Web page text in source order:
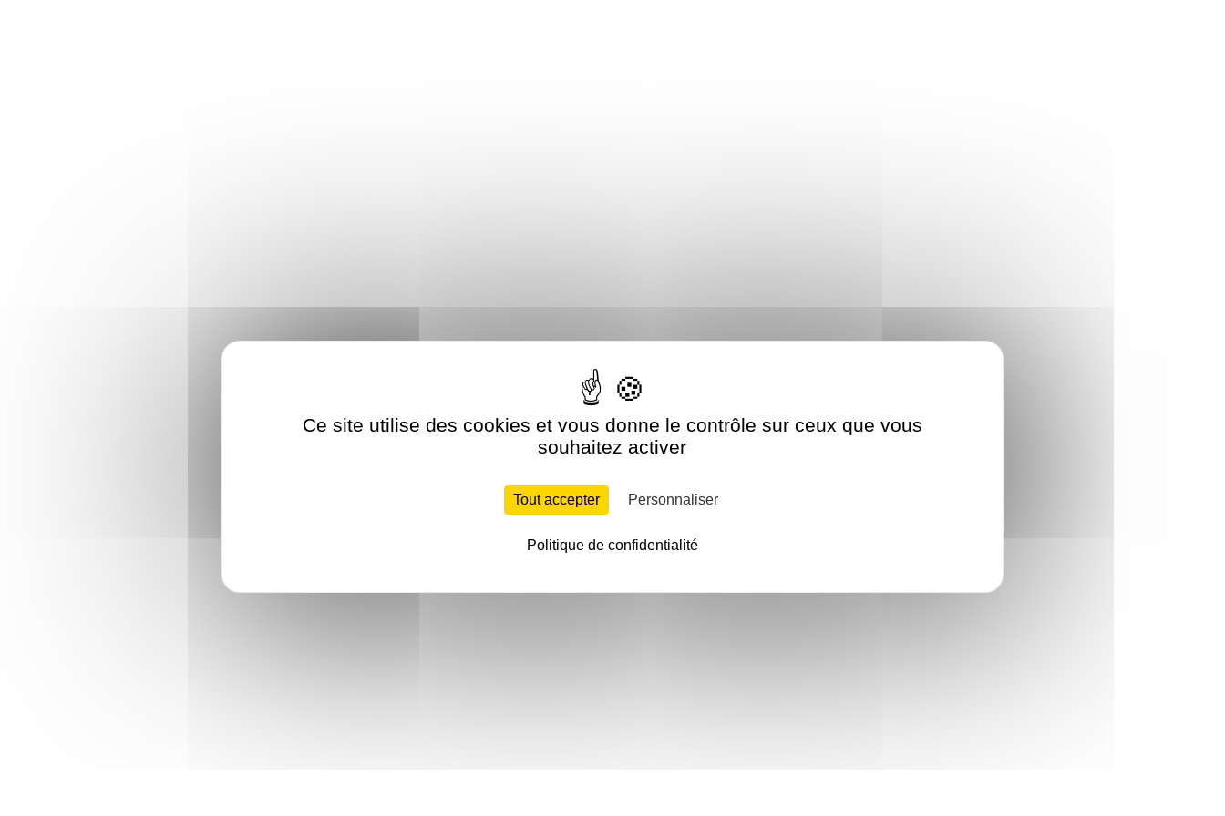
Ce site utilise des cookies et vous donne le contrôle sur ceux que vous
souhaitez activer
Tout accepter Personnaliser
Politique de confidentialité